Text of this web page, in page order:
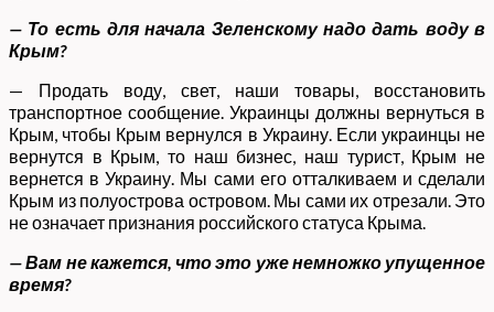
— То есть для начала Зеленскому надо дать воду в
Крым?
— Продать воду, свет, наши товары, восстановить
транспортное сообщение. Украинцы должны вернуться в
Крым, чтобы Крым вернулся в Украину. Если украинцы не
вернутся в Крым, то наш бизнес, наш турист, Крым не
вернется в Украину. Мы сами его отталкиваем и сделали
Крым из полуострова островом. Мы сами их отрезали. Это
не означает признания российского статуса Крыма.
— Вам не кажется, что это уже немножко упущенное
время?